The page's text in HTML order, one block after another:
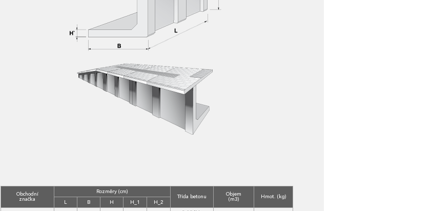
Obchodní
značka
Rozměry (cm)
Třída betonu Objem
(m3)
Hmot. (kg)
L
B H H_1
H_2